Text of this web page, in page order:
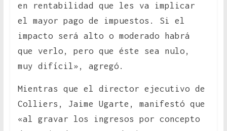
en rentabilidad que les va implicar
el mayor pago de impuestos. Si el
impacto será alto o moderado habrá
que verlo, pero que éste sea nulo,
muy difícil», agregó.
Mientras que el director ejecutivo de
Colliers, Jaime Ugarte, manifestó que
«al gravar los ingresos por concepto